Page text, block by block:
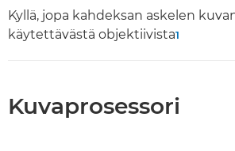
Kyllä, jopa kahdeksan askelen
käytettävästä objektiivista1
Kuvaprosessori